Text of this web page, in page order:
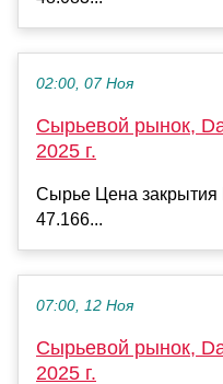
02:00, 07 Ноя
Сырьевой рынок,
2025 г.
Сырье Цена
47.166...
07:00, 12 Ноя
Сырьевой рынок,
2025 г.